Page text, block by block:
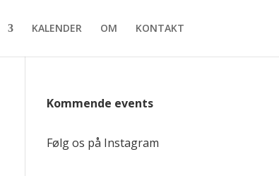
KALENDER OM KONTAKT
Kommende events
Følg os på Instagram